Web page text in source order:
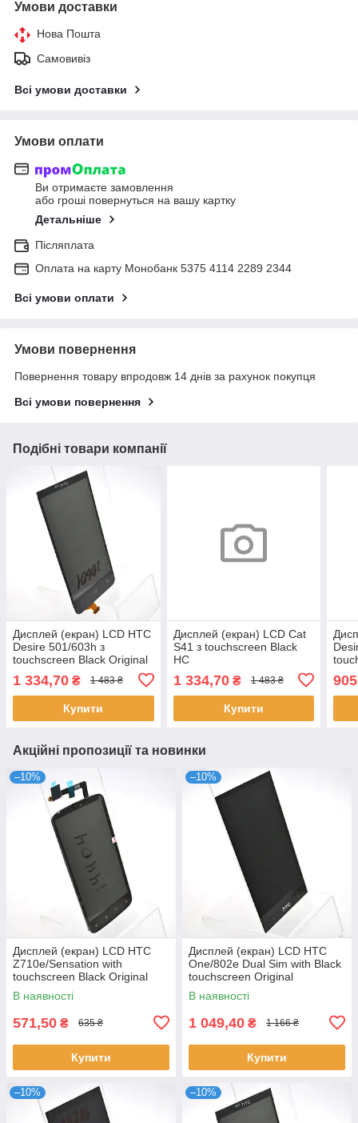
Умови доставки
Нова Пошта
Самовивіз
Всі умови доставки
Умови оплати
Ви отримаєте замовлення
або гроші повернуться на вашу картку
Детальніше
Післяплата
Оплата на карту Монобанк 5375 4114 2289 2344
Всі умови оплати
Умови повернення
Повернення товару впродовж 14 днів за рахунок покупця
Всі умови повернення
Подібні товари компанії
Дисплей (екран) LCD HTC
Desire 501/603h з
touchscreen Black Original
1 334,70 ₴ 1 483 ₴
Купити
Дисплей (екран) LCD Cat
S41 з touchscreen Black
HC
1 334,70₴ 1 483 ₴
Купити
Акційні пропозиції та новинки
–10%
Дисплей (екран) LCD HTC
Z710e/Sensation with
touchscreen Black Original
В наявності
571,50 ₴ 635 ₴
Купити
–10%
Дисплей (екран) LCD HTC
One/802e Dual Sim with Black
touchscreen Original
В наявності
1 049,40 ₴ 1 166 ₴
Купити
–10% –10%